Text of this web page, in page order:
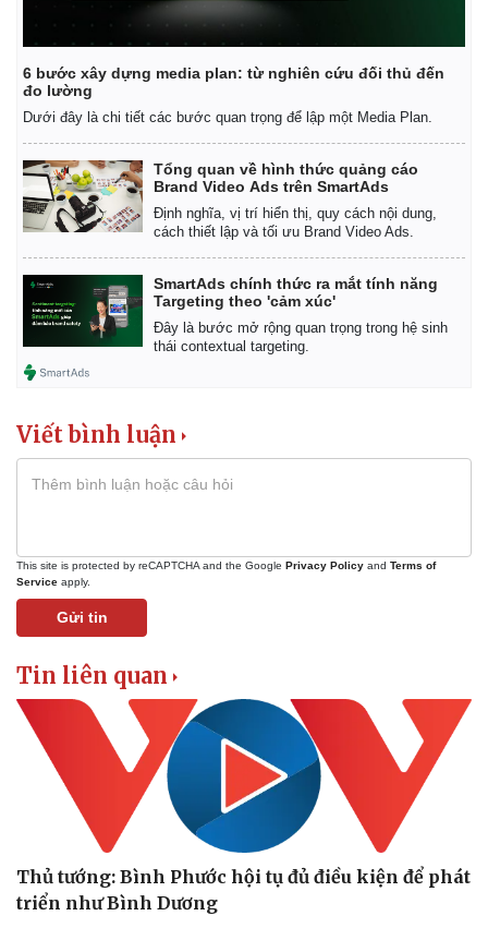
Pháp luật
Tư vấn luật
Phân tích
6 bước xây dựng media plan: từ nghiên cứu đối thủ đến
đo lường
Dưới đây là chi tiết các bước quan trọng để lập một Media Plan.
Tổng quan về hình thức quảng cáo
Brand Video Ads trên SmartAds
Định nghĩa, vị trí hiển thị, quy cách nội dung,
cách thiết lập và tối ưu Brand Video Ads.
SmartAds chính thức ra mắt tính năng
Targeting theo 'cảm xúc'
Đây là bước mở rộng quan trọng trong hệ sinh
thái contextual targeting.
Viết bình luận
This site is protected by reCAPTCHA and the Google Privacy Policy and Terms of
Service apply.
Gửi tin
Tin liên quan
Thủ tướng: Bình Phước hội tụ đủ điều kiện để phát
triển như Bình Dương